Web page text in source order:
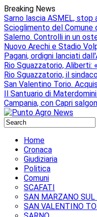
Breaking News
Sarno lascia ASMEL, stop
Scioglimento del Comune
Salerno. Controlli in un
Nuovo Arechi e Stadio
Pagani, ordigni lanciati
Rio Sguazzatorio, Aliberti:
Rio Sguazzatorio, il
San Valentino Torio.
Il Santuario di
Campania, con Capri
Home
Cronaca
Giudiziaria
Politica
Comuni
SCAFATI
SAN MARZANO SUL
SAN VALENTINO